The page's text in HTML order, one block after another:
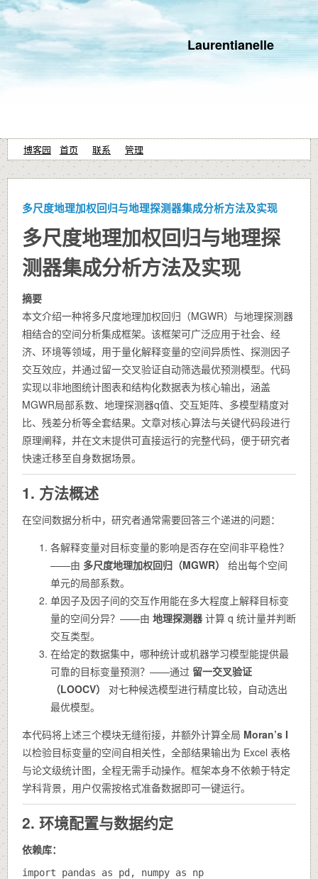
Laurentianelle
博客园 首页 联系 管理
多尺度地理加权回归与地理探测器集成分析方法及实现
多尺度地理加权回归与地理探
测器集成分析方法及实现
摘要
本文介绍一种将多尺度地理加权回归（MGWR）与地理探测器
相结合的空间分析集成框架。该框架可广泛应用于社会、经
济、环境等领域，用于量化解释变量的空间异质性、探测因子
交互效应，并通过留一交叉验证自动筛选最优预测模型。代码
实现以非地图统计图表和结构化数据表为核心输出，涵盖
MGWR局部系数、地理探测器q值、交互矩阵、多模型精度对
比、残差分析等全套结果。文章对核心算法与关键代码段进行
原理阐释，并在文末提供可直接运行的完整代码，便于研究者
快速迁移至自身数据场景。
1. 方法概述
在空间数据分析中，研究者通常需要回答三个递进的问题：
各解释变量对目标变量的影响是否存在空间非平稳性？
——由 多尺度地理加权回归（MGWR）
给出每个空间
单元的局部系数。
单因子及因子间的交互作用能在多大程度上解释目标变
量的空间分异？——由 地理探测器 计算 q 统计量并判断
交互类型。
在给定的数据集中，哪种统计或机器学习模型能提供最
可靠的目标变量预测？——通过 留一交叉验证
（LOOCV）
对七种候选模型进行精度比较，自动选出
最优模型。
本代码将上述三个模块无缝衔接，并额外计算全局 Moran’s I
以检验目标变量的空间自相关性，全部结果输出为 Excel 表格
与论文级统计图，全程无需手动操作。框架本身不依赖于特定
学科背景，用户仅需按格式准备数据即可一键运行。
2. 环境配置与数据约定
依赖库：
import pandas as pd, numpy as np